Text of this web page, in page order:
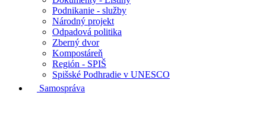
Podnikanie - služby
Národný projekt
Odpadová politika
Zberný dvor
Kompostáreň
Región - SPIŠ
Spišské Podhradie v UNESCO
Samospráva